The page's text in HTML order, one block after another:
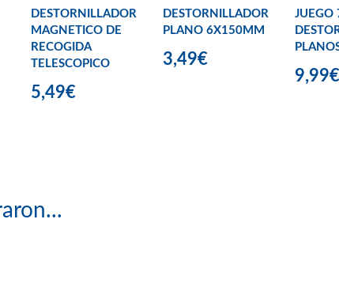
DESTORNILLADOR
MAGNETICO DE
RECOGIDA
TELESCOPICO
5,49€
DESTORNILLADOR
PLANO 6X150MM
3,49€
JUEGO
9,99€